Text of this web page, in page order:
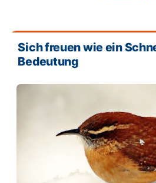
Sich freuen wie ein
Bedeutung